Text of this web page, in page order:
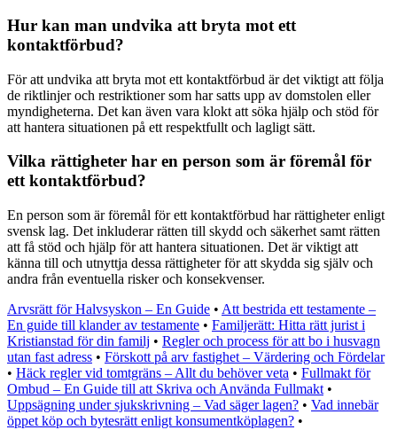
Hur kan man undvika att bryta mot ett
kontaktförbud?
För att undvika att bryta mot ett kontaktförbud är det viktigt att följa
de riktlinjer och restriktioner som har satts upp av domstolen eller
myndigheterna. Det kan även vara klokt att söka hjälp och stöd för
att hantera situationen på ett respektfullt och lagligt sätt.
Vilka rättigheter har en person som är föremål för
ett kontaktförbud?
En person som är föremål för ett kontaktförbud har rättigheter enligt
svensk lag. Det inkluderar rätten till skydd och säkerhet samt rätten
att få stöd och hjälp för att hantera situationen. Det är viktigt att
känna till och utnyttja dessa rättigheter för att skydda sig själv och
andra från eventuella risker och konsekvenser.
Arvsrätt för Halvsyskon – En Guide • Att bestrida ett testamente –
En guide till klander av testamente • Familjerätt: Hitta rätt jurist i
Kristianstad för din familj • Regler och process för att bo i husvagn
utan fast adress • Förskott på arv fastighet – Värdering och Fördelar
• Häck regler vid tomtgräns – Allt du behöver veta • Fullmakt för
Ombud – En Guide till att Skriva och Använda Fullmakt •
Uppsägning under sjukskrivning – Vad säger lagen? • Vad innebär
öppet köp och bytesrätt enligt konsumentköplagen? •